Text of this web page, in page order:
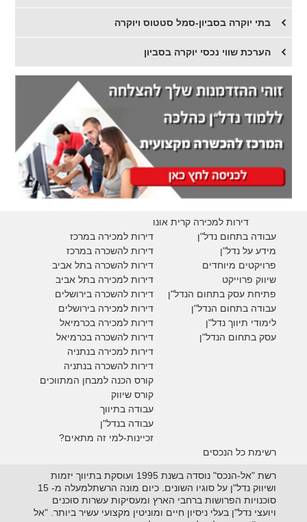
בתי יוקרה בסביון-סמל סטטוס ויוקרה
הערכת שווי נכסי יוקרה בסביון
דירות למכירה קרית אונו
דירות למכירה במרכז
דירות להשכרה במרכז
דירות להשכרה בתל אביב
דירות למכירה בתל אביב
דירות להשכרה בירושלים
דירות למכירה בירושלים
דירות למכירה בכרמיאל
דירות להשכרה בכרמיאל
דירות למכירה בנתניה
דירות להשכרה בנתניה
קורס הכנה למבחן המתווכים
קורס שיווק
עבודה בתיווך
עבודה בנדל"ן
זכיינות-למי זה מתאים?
עבודה בתחום נדל"ן
מידע על נדל"ן
פרויקטים מיוחדים
שיווק פרוייקט
פתיחת עסק בתחום הנדל"ן
עבודה בתחום הנדל"ן
לימודי תיווך נדל"ן
עסק בתחום הנדל"ן
רשימת כל הנכסים
רשת "אל-הנכס" נוסדה בשנת 1995 ועוסקת בתיווך יזמות
ושיווק נדל"ן על סוגיו השונים. כיום מונה הרשתלמעלה מ- 15
סוכנויות הפרושות ברחבי הארץ ומעסיקות עשרות סוכנים
ויועצי נדל"ן בעלי ניסיון חיים ומוניטין מקצועי עשיר ביותר. "אל